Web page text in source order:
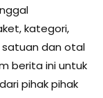
kategori,
satuan dan otal
berita ini untuk
pihak pihak